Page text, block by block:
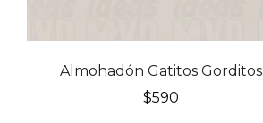
Almohadón Gatitos Gorditos
$590